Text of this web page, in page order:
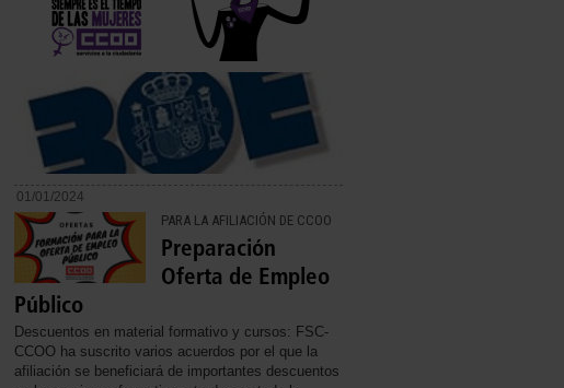
01/01/2024
PARA LA AFILIACIÓN DE CCOO
Preparación
Oferta de Empleo
Público
Descuentos en material formativo y cursos: FSC-
CCOO ha suscrito varios acuerdos por el que la
afiliación se beneficiará de importantes descuentos